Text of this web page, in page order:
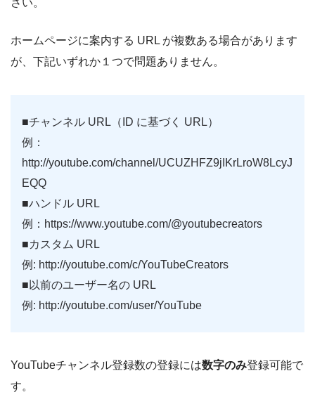
さい。
ホームページに案内する URL が複数ある場合があります
が、下記いずれか１つで問題ありません。
■チャンネル URL（ID に基づく URL）
例：
http://youtube.com/channel/UCUZHFZ9jIKrLroW8LcyJ
EQQ
■ハンドル URL
例：https://www.youtube.com/@youtubecreators
■カスタム URL
例: http://youtube.com/c/YouTubeCreators
■以前のユーザー名の URL
例: http://youtube.com/user/YouTube
YouTubeチャンネル登録数の登録には数字のみ登録可能で
す。